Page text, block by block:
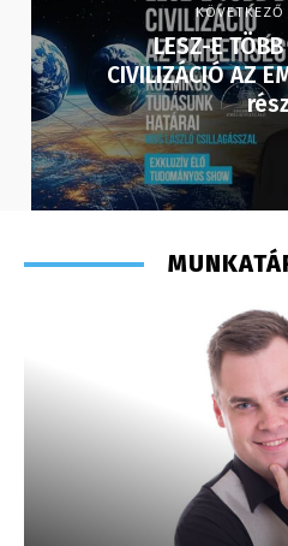
KÖVETKEZŐ
LESZ-E
CIVILIZÁCIÓ AZ
rész